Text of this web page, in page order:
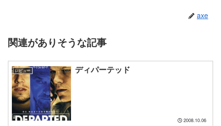
axe
関連がありそうな記事
レビュー ディパーテッド
2008.10.06